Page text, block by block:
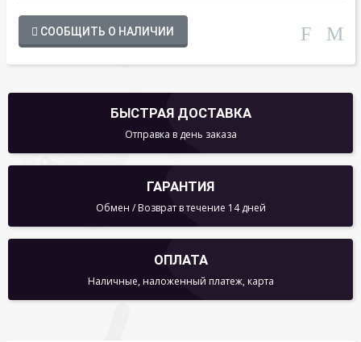
СООБЩИТЬ О НАЛИЧИИ
БЫСТРАЯ ДОСТАВКА
Отправка в день заказа
ГАРАНТИЯ
Обмен / Возврат в течение 14 дней
ОПЛАТА
Наличные, наложенный платеж, карта